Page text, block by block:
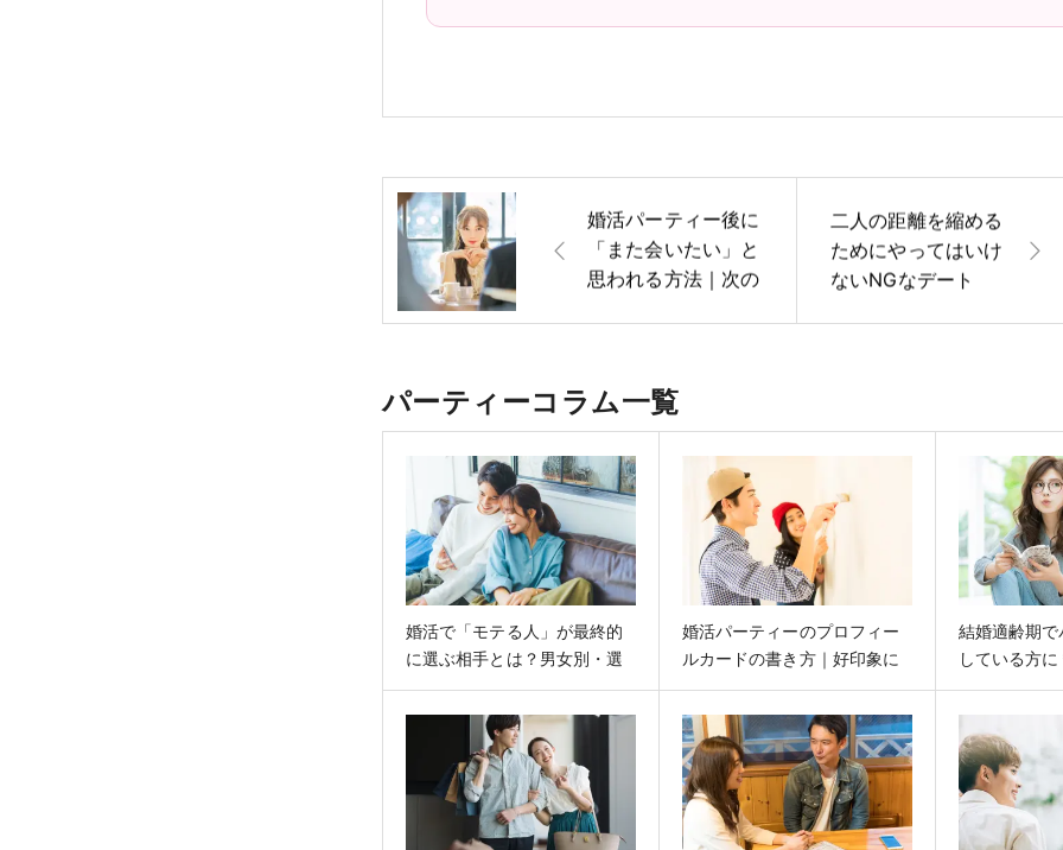
婚活パーティー後に
「また会いたい」と
思われる方法｜次の
二人の距離を縮める
ためにやってはいけ
ないNGなデート
パーティーコラム一覧
婚活で「モテる人」が最終的
に選ぶ相手とは？男女別・選
ばれる5つの条件
婚活パーティーのプロフィー
ルカードの書き方｜好印象に
なる例とコツ
結婚適齢期
している方
場のお話